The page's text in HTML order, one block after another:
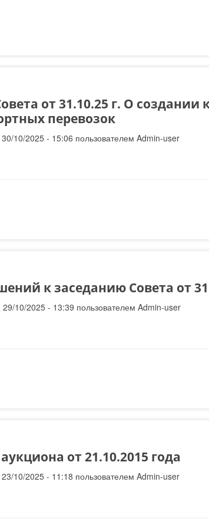
от 31.10.25 г. О
перевозок
30/10/2025 - 15:06 пользователемAdmin-user
к заседанию Совета от
29/10/2025 - 13:39 пользователемAdmin-user
от 21.10.2015 года
23/10/2025 - 11:18 пользователемAdmin-user